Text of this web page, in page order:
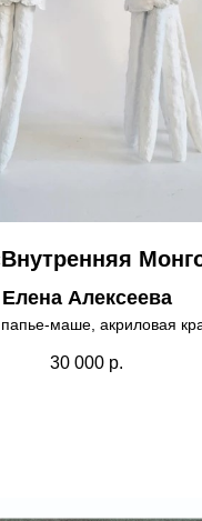
Елена Алексеева
маше, акриловая
30 000 р.